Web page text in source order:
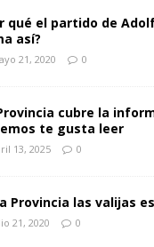
qué el partido de
así?
21, 2020 0
cubre la
te gusta leer
13, 2025 0
Provincia las valijas
21, 2020 0